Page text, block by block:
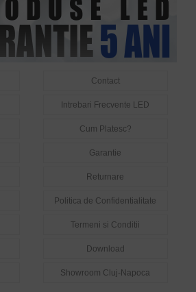
Contact
Intrebari Frecvente LED
Cum Platesc?
Garantie
Returnare
Politica de Confidentialitate
Termeni si Conditii
Download
Showroom Cluj-Napoca